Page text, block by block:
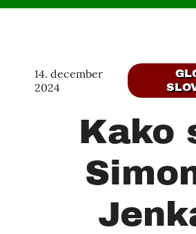
14. december
2024
Kako